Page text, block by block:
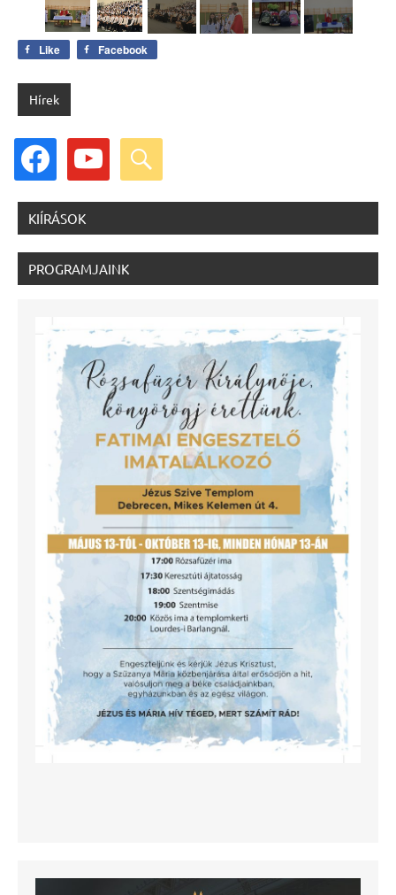
Like Facebook
Hírek
facebook youtube search
KIÍRÁSOK
PROGRAMJAINK